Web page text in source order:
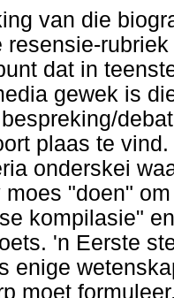
van die
resensie-
dat in
gewek is
plaas te
onderskei
moes "doen"
kompilasie"
'n Eerste
enige
moet